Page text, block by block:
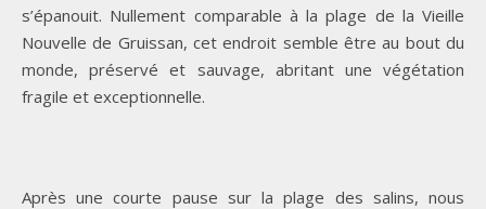
s’épanouit. Nullement comparable à la plage de la Vieille
Nouvelle de Gruissan, cet endroit semble être au bout du
monde, préservé et sauvage, abritant une végétation
fragile et exceptionnelle.
Après une courte pause sur la plage des salins, nous